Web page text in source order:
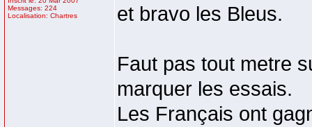
Messages: 224
Localisation: Chartres
et bravo les Bleus.
Faut pas tout metre
marquer les essais.
Les Français ont